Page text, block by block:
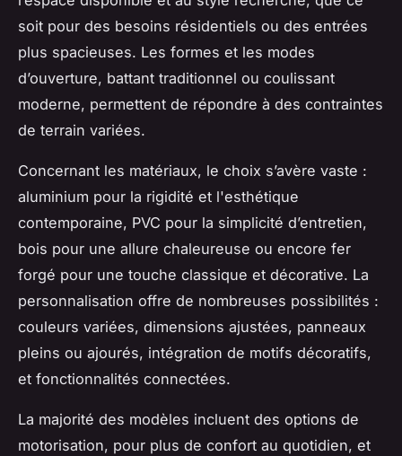
soit pour des besoins résidentiels ou des entrées
plus spacieuses. Les formes et les modes
d’ouverture, battant traditionnel ou coulissant
moderne, permettent de répondre à des contraintes
de terrain variées.
Concernant les matériaux, le choix s’avère vaste :
aluminium pour la rigidité et l'esthétique
contemporaine, PVC pour la simplicité d’entretien,
bois pour une allure chaleureuse ou encore fer
forgé pour une touche classique et décorative. La
personnalisation offre de nombreuses possibilités :
couleurs variées, dimensions ajustées, panneaux
pleins ou ajourés, intégration de motifs décoratifs,
et fonctionnalités connectées.
La majorité des modèles incluent des options de
motorisation, pour plus de confort au quotidien, et